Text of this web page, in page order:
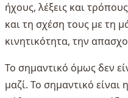
ήχους, λέξεις και
και τη σχέση τους με τη
κινητικότητα, την
Το σημαντικό όμως δεν
μαζί. Το σημαντικό